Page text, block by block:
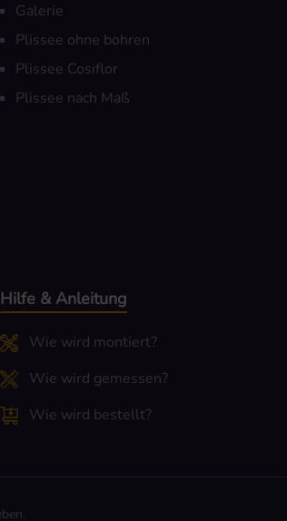
Galerie
Plissee ohne bohren
Plissee Cosiflor
Plissee nach Maß
Hilfe & Anleitung
Wie wird montiert?
Wie wird gemessen?
Wie wird bestellt?